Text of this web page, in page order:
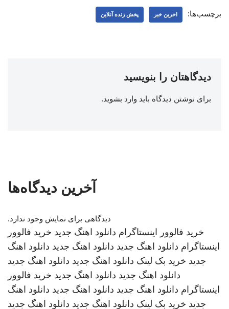
برچسب‌ها: اخرین خبر پخش زنده آنلاین
دیدگاهتان را بنویسید
برای نوشتن دیدگاه باید وارد بشوید.
آخرین دیدگاه‌ها
دیدگاهی برای نمایش وجود ندارد.
خرید فالوور اینستاگرام دانلود اهنگ جدید خرید فالوور
اینستاگرام دانلود اهنگ جدید دانلود اهنگ جدید دانلود اهنگ
جدید خرید بک لینک دانلود اهنگ جدید دانلود اهنگ جدید
دانلود اهنگ جدید دانلود اهنگ جدید خرید فالوور
اینستاگرام دانلود اهنگ جدید دانلود اهنگ جدید دانلود اهنگ
جدید خرید بک لینک دانلود اهنگ جدید دانلود اهنگ جدید